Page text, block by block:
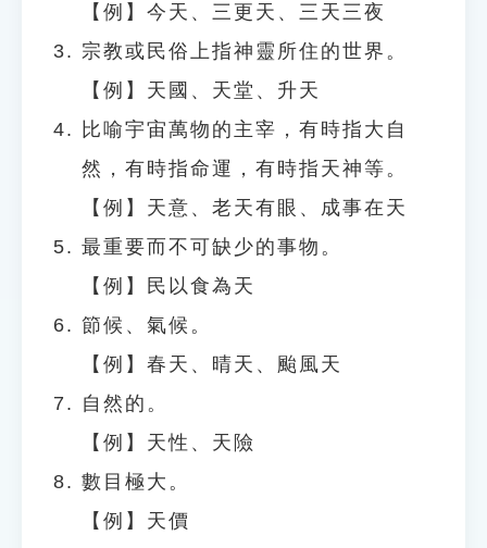
【例】今天、三更天、三天三夜
宗教或民俗上指神靈所住的世界。
【例】天國、天堂、升天
比喻宇宙萬物的主宰，有時指大自
然，有時指命運，有時指天神等。
【例】天意、老天有眼、成事在天
最重要而不可缺少的事物。
【例】民以食為天
節候、氣候。
【例】春天、晴天、颱風天
自然的。
【例】天性、天險
數目極大。
【例】天價